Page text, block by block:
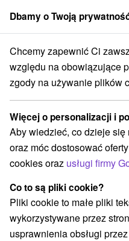
członek grupySorger
Žilinský kraj Závažná Poruba
Penzión Zivka★
Poruba
Závažná Poruba
Zarezerwuj
Przejdź do lokalizacji
Dbamy o Twoją
Chcemy zapewnić Ci
względu na obowiązujące
zgody na używanie plików
Więcej o personalizacji i
Aby wiedzieć, co dzieje
oraz móc dostosować
cookies oraz usługi firmy
Co to są pliki cookie?
Pliki cookie to małe pliki
wykorzystywane przez
usprawnienia obsługi